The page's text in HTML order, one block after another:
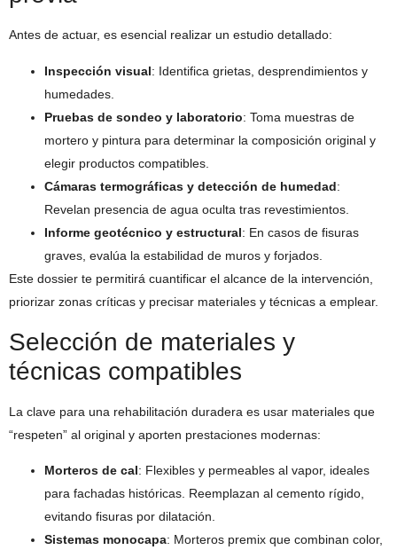
Antes de actuar, es esencial realizar un estudio detallado:
Inspección visual: Identifica grietas, desprendimientos y
humedades.
Pruebas de sondeo y laboratorio: Toma muestras de
mortero y pintura para determinar la composición original y
elegir productos compatibles.
Cámaras termográficas y detección de humedad:
Revelan presencia de agua oculta tras revestimientos.
Informe geotécnico y estructural: En casos de fisuras
graves, evalúa la estabilidad de muros y forjados.
Este dossier te permitirá cuantificar el alcance de la intervención,
priorizar zonas críticas y precisar materiales y técnicas a emplear.
Selección de materiales y
técnicas compatibles
La clave para una rehabilitación duradera es usar materiales que
“respeten” al original y aporten prestaciones modernas:
Morteros de cal: Flexibles y permeables al vapor, ideales
para fachadas históricas. Reemplazan al cemento rígido,
evitando fisuras por dilatación.
Sistemas monocapa: Morteros premix que combinan color,